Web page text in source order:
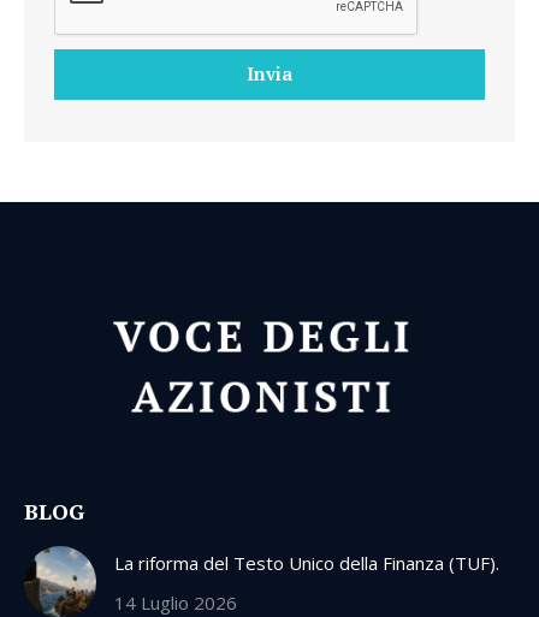
BLOG
La riforma del Testo Unico della Finanza (TUF).
14 Luglio 2026